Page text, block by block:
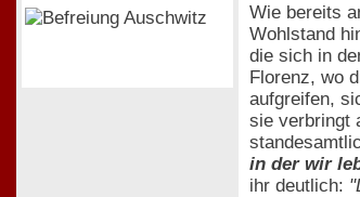
Wie bereits
Wohlstand
die sich in
Florenz, wo
aufgreifen,
sie verbringt
in der wir
ihr deutlich: